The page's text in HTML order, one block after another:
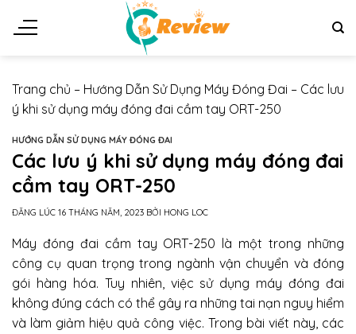
đến
Trang chủ – Hướng Dẫn Sử Dụng Máy Đóng Đai – Các lưu
ý khi sử dụng máy đóng đai cầm tay ORT-250
HƯỚNG DẪN SỬ DỤNG MÁY ĐÓNG ĐAI
Các lưu ý khi sử dụng máy đóng đai
cầm tay ORT-250
ĐĂNG LÚC 16 THÁNG NĂM, 2023 BỞI HONG LOC
Máy đóng đai cầm tay ORT-250 là một trong những
công cụ quan trọng trong ngành vận chuyển và đóng
gói hàng hóa. Tuy nhiên, việc sử dụng máy đóng đai
không đúng cách có thể gây ra những tai nạn nguy hiểm
và làm giảm hiệu quả công việc. Trong bài viết này, các